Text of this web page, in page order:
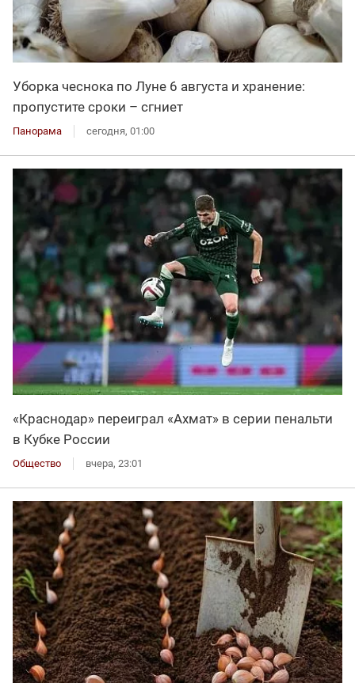
Уборка чеснока по Луне 6 августа и хранение:
пропустите сроки – сгниет
Панорама сегодня, 01:00
«Краснодар» переиграл «Ахмат» в серии пенальти
в Кубке России
Общество вчера, 23:01